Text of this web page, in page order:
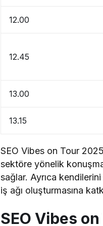
12.00
12.45
13.00
13.15
SEO Vibes on Tour
sektöre yönelik
sağlar. Ayrıca
iş ağı oluşturmasına
SEO Vibes